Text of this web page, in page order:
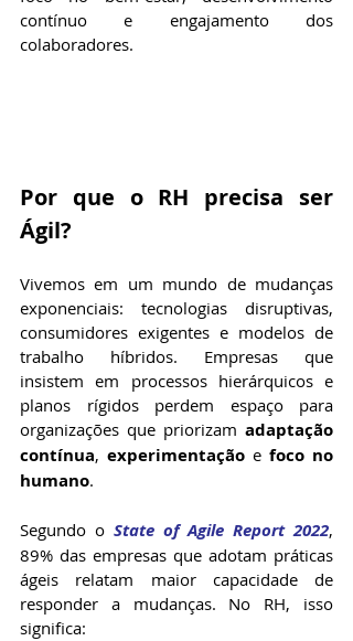
contínuo e engajamento dos
colaboradores.
Por que o RH precisa ser
Ágil?
Vivemos em um mundo de mudanças
exponenciais: tecnologias disruptivas,
consumidores exigentes e modelos de
trabalho híbridos. Empresas que
insistem em processos hierárquicos e
planos rígidos perdem espaço para
organizações que priorizam adaptação
contínua, experimentação e foco no
humano.
Segundo o State of Agile Report 2022,
89% das empresas que adotam práticas
ágeis relatam maior capacidade de
responder a mudanças. No RH, isso
significa: